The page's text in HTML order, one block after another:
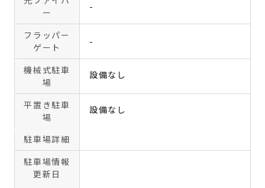
ー
-
フラッパー
ゲート
-
機械式駐車
場
設備なし
平置き駐車
場
設備なし
駐車場詳細
駐車場情報
更新日